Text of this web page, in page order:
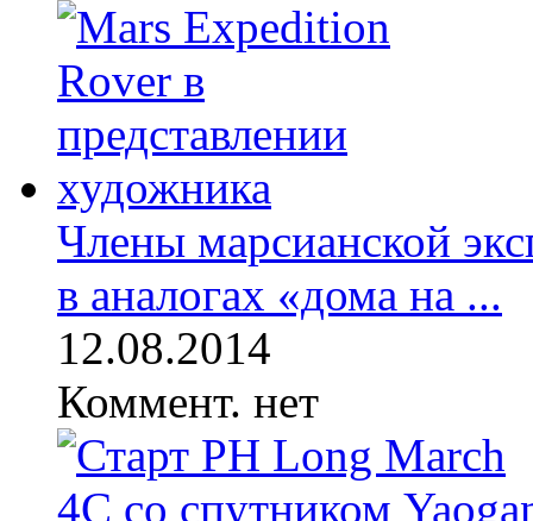
Члены марсианской
в аналогах «дома на ...
12.08.2014
Коммент. нет